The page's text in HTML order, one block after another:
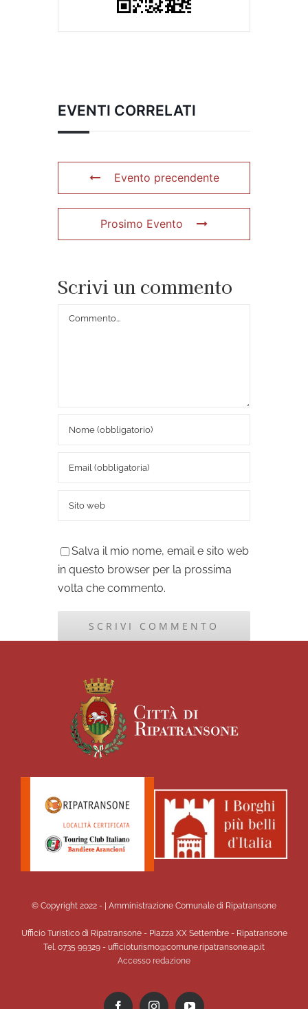
EVENTI CORRELATI
Evento precendente
Prosimo Evento
Scrivi un commento
Commento
Salva il mio nome, email e sito web
in questo browser per la prossima
volta che commento.
© Copyright 2022 - | Amministrazione Comunale di Ripatransone
Ufficio Turistico di Ripatransone - Piazza XX Settembre - Ripatransone
Tel. 0735 99329 - ufficioturismo@comune.ripatransone.ap.it
Accesso redazione